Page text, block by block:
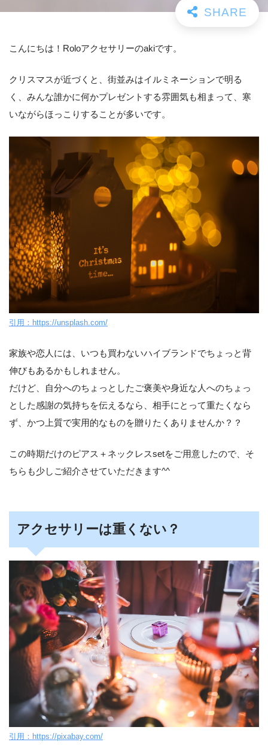
こんにちは！Roloアクセサリーのakiです。
クリスマスが近づくと、街並みはイルミネーションで明る
く、みんな誰かに何かプレゼントする雰囲気も相まって、寒
いながらほっこりすることが多いです。
引用：https://unsplash.com/
家族や恋人には、いつも買わないハイブランドでちょっと背
伸びもあるかもしれません。
だけど、自分へのちょっとしたご褒美や身近な人へのちょっ
とした感謝の気持ちを伝えるなら、相手にとって重たくなら
ず、かつ上質で実用的なものを贈りたくありませんか？？
この時期だけのピアス＋ネックレスsetをご用意したので、そ
ちらも少しご紹介させていただきます^^
アクセサリーは重くない？
引用：https://pixabay.com/